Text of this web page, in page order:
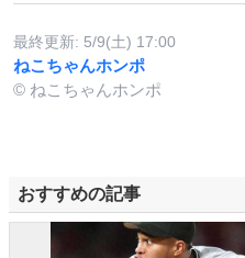
最終更新: 5/9(土) 17:00
ねこちゃんホンポ
© ねこちゃんホンポ
おすすめの記事